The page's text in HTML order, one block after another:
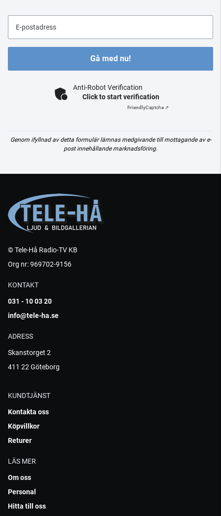
E-postadress
Gå med nu!
Anti-Robot Verification
Click to start verification
FriendlyCaptcha ⇗
Genom ifyllnad av detta formulär lämnas medgivande till mottagande av e-
post innehållande marknadsföring.
© Tele-Hå Radio-TV KB
Org nr: 969702-9156
KONTAKT
031 - 10 03 20
info@tele-ha.se
ADRESS
Skanstorget 2
411 22 Göteborg
KUNDTJÄNST
Kontakta oss
Köpvillkor
Returer
LÄS MER
Om oss
Personal
Hitta till oss